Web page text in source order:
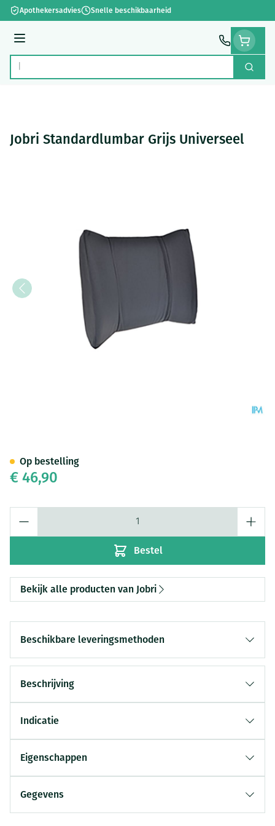
Ga naar de inhoud
Apothekersadvies Snelle beschikbaarheid
Menu
Product, merk, categorie... Zoek
Jobri Standardlumbar Grijs Universeel
€ 46,90
Bestel
Op bestelling
Bekijk alle producten van Jobri
Beschikbare leveringsmethoden
Beschrijving
Indicatie
Eigenschappen
Gegevens